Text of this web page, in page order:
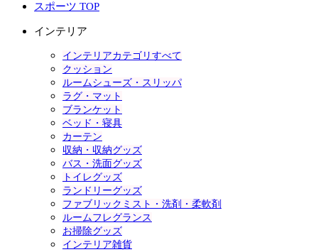
スポーツ TOP
インテリア
インテリアカテゴリすべて
クッション
ルームシューズ・スリッパ
ラグ・マット
ブランケット
ベッド・寝具
カーテン
収納・収納グッズ
バス・洗面グッズ
トイレグッズ
ランドリーグッズ
ファブリックミスト・洗剤・柔軟剤
ルームフレグランス
お掃除グッズ
インテリア雑貨